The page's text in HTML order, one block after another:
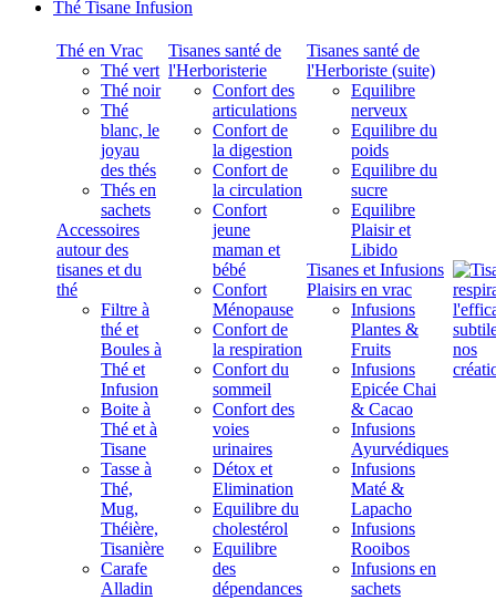
Thé Tisane Infusion
Thé en Vrac
Thé vert
Thé noir
Thé
blanc, le
joyau
des thés
Thés en
sachets
Accessoires
autour des
tisanes et du
thé
Filtre à
thé et
Boules à
Thé et
Infusion
Boite à
Thé et à
Tisane
Tasse à
Thé,
Mug,
Théière,
Tisanière
Carafe
Alladin
Tisanes santé de
l'Herboristerie
Confort des
articulations
Confort de
la digestion
Confort de
la circulation
Confort
jeune
maman et
bébé
Confort
Ménopause
Confort de
la respiration
Confort du
sommeil
Confort des
voies
urinaires
Détox et
Elimination
Equilibre du
cholestérol
Equilibre
des
dépendances
Tisanes santé de
l'Herboriste (suite)
Equilibre
nerveux
Equilibre du
poids
Equilibre du
sucre
Equilibre
Plaisir et
Libido
Tisanes et Infusions
Plaisirs en vrac
Infusions
Plantes &
Fruits
Infusions
Epicée Chai
& Cacao
Infusions
Ayurvédiques
Infusions
Maté &
Lapacho
Infusions
Rooibos
Infusions en
sachets